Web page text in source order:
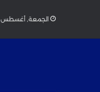
الجمعة, أغسطس 7 2026